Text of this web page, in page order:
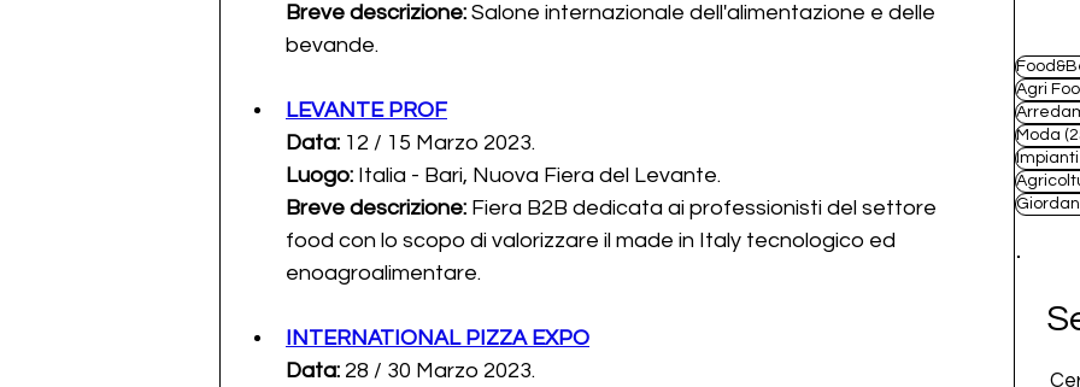
Breve descrizione: Salone internazionale dell'alimentazione e delle
bevande.
LEVANTE PROF
Data: 12 / 15 Marzo 2023.
Luogo: Italia - Bari, Nuova Fiera del Levante.
Breve descrizione: Fiera B2B dedicata ai professionisti del settore
food con lo scopo di valorizzare il made in Italy tecnologico ed
enoagroalimentare.
INTERNATIONAL PIZZA EXPO
Data: 28 / 30 Marzo 2023.
Agri
Moda
Impianti